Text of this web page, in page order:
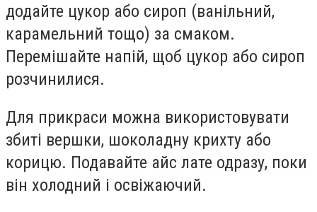
додайте цукор або сироп (ванільний,
карамельний тощо) за смаком.
Перемішайте напій, щоб цукор або сироп
розчинилися.
Для прикраси можна використовувати
збиті вершки, шоколадну крихту або
корицю. Подавайте айс лате одразу, поки
він холодний і освіжаючий.